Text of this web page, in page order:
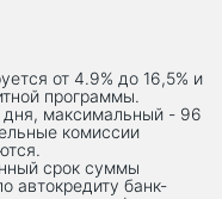
от 4.9% до 16,5% и
программы.
максимальный - 96
комиссии
срок суммы
автокредиту банк-